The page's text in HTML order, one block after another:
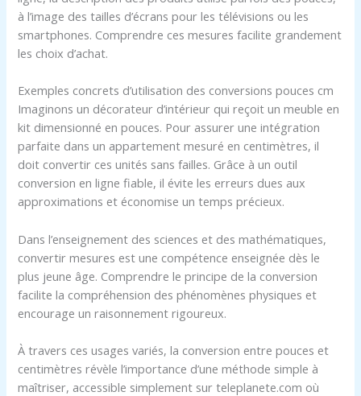
à l’image des tailles d’écrans pour les télévisions ou les
smartphones. Comprendre ces mesures facilite grandement
les choix d’achat.
Exemples concrets d’utilisation des conversions pouces cm
Imaginons un décorateur d’intérieur qui reçoit un meuble en
kit dimensionné en pouces. Pour assurer une intégration
parfaite dans un appartement mesuré en centimètres, il
doit convertir ces unités sans failles. Grâce à un outil
conversion en ligne fiable, il évite les erreurs dues aux
approximations et économise un temps précieux.
Dans l’enseignement des sciences et des mathématiques,
convertir mesures est une compétence enseignée dès le
plus jeune âge. Comprendre le principe de la conversion
facilite la compréhension des phénomènes physiques et
encourage un raisonnement rigoureux.
À travers ces usages variés, la conversion entre pouces et
centimètres révèle l’importance d’une méthode simple à
maîtriser, accessible simplement sur teleplanete.com où